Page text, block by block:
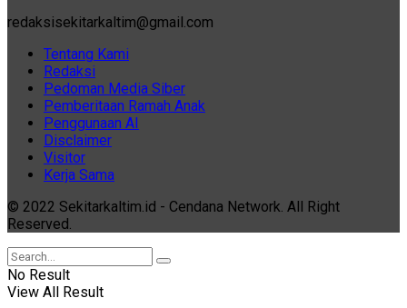
redaksisekitarkaltim@gmail.com
Tentang Kami
Redaksi
Pedoman Media Siber
Pemberitaan Ramah Anak
Penggunaan AI
Disclaimer
Visitor
Kerja Sama
© 2022 Sekitarkaltim.id - Cendana Network. All Right
Reserved.
No Result
View All Result